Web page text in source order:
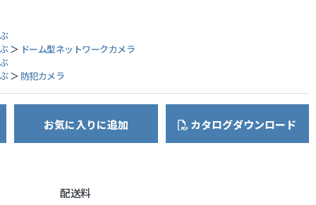
＞ ドーム型ネットワークカメラ
＞ 防犯カメラ
お気に入りに追加 カタログダウンロード
配送料